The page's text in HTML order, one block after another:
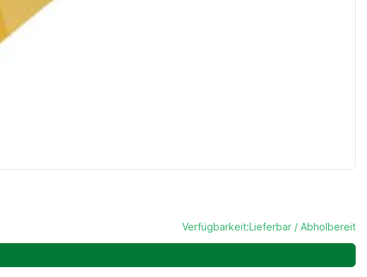
Verfügbarkeit:Lieferbar / Abholbereit